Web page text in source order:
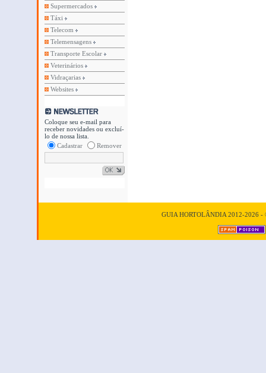
Supermercados
Táxi
Telecom
Telemensagens
Transporte Escolar
Veterinários
Vidraçarias
Websites
Coloque seu e-mail para
receber novidades ou excluí-
lo de nossa lista.
Cadastrar
Remover
GUIA HORTOLÂNDIA 2012-2026 -